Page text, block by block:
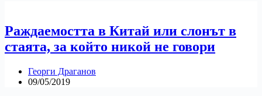
Раждаемостта в Китай или слонът в
стаята, за който никой не говори
Георги Драганов
09/05/2019